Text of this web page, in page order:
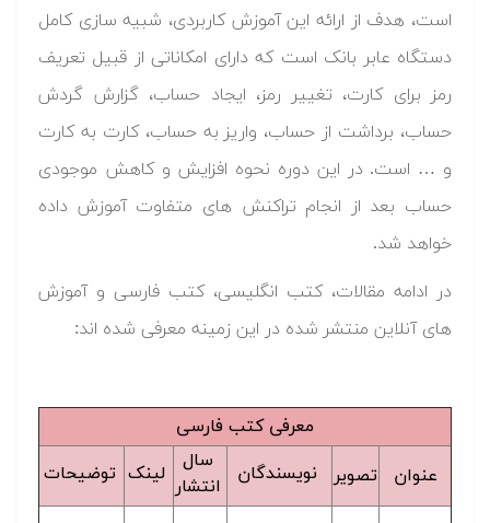
است، هدف از ارائه این آموزش کاربردی، شبیه سازی کامل
دستگاه عابر بانک است که دارای امکاناتی از قبیل تعریف
رمز برای کارت، تغییر رمز، ایجاد حساب، گزارش گردش
حساب، برداشت از حساب، واریز به حساب، کارت به کارت
و … است. در این دوره نحوه افزایش و کاهش موجودی
حساب بعد از انجام تراکنش های متفاوت آموزش داده
خواهد شد.
در ادامه مقالات، کتب انگلیسی، کتب فارسی و آموزش
های آنلاین منتشر شده در این زمینه معرفی شده اند:
معرفی کتب فارسی
عنوان تصویر نویسندگان
سال
انتشار
لینک توضیحات